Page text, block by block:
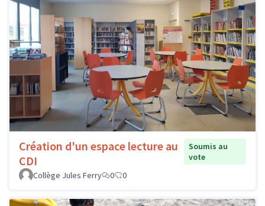
Création d'un espace lecture au
CDI
Soumis au
vote
Collège Jules Ferry
0 0